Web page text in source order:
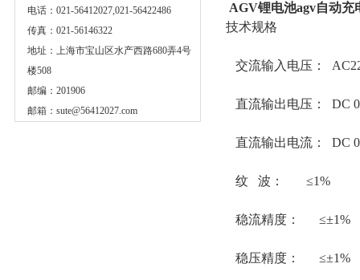
电话：021-56412027,021-56422486
传真：021-56146322
地址：上海市宝山区水产西路680弄4号
楼508
邮编：201906
邮箱： sute@56412027.com
AGV锂电池agv自动充
技术规格
交流输入电压：
直流输出电压： DC
直流输出电流： DC
纹 波： ≤1%
稳流精度： ≤±1%
稳压精度： ≤±1%